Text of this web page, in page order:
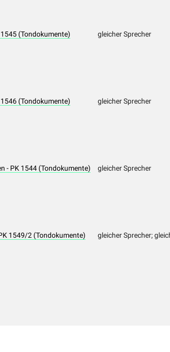
(Tondokumente) gleicher Sprecher
(Tondokumente) gleicher Sprecher
- PK 1544 (Tondokumente) gleicher Sprecher
1549/2 (Tondokumente) gleicher Sprecher;